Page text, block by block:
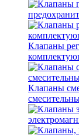
Клапаны
Клапаны